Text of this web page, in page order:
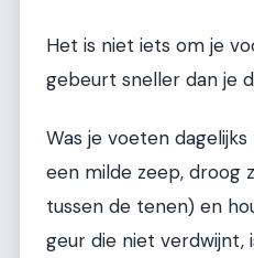
Het is niet iets om je
gebeurt sneller dan je
Was je voeten
een milde zeep, droog
tussen de tenen) en
geur die niet verdwijnt,